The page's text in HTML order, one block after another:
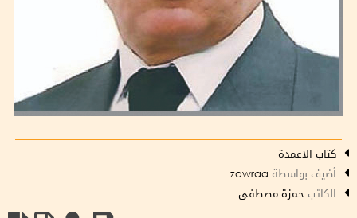
كتاب الاعمدة
أضيف بواسطة
الكاتب حمزة مصطفى